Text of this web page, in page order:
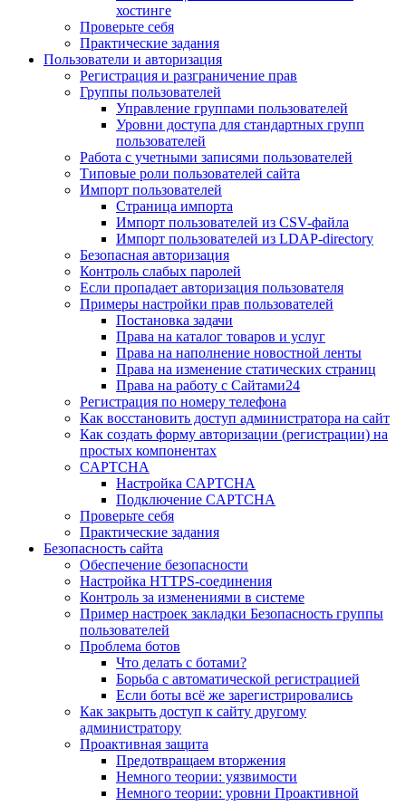
хостинге
Проверьте себя
Практические задания
Пользователи и авторизация
Регистрация и разграничение прав
Группы пользователей
Управление группами пользователей
Уровни доступа для стандартных групп
пользователей
Работа с учетными записями пользователей
Типовые роли пользователей сайта
Импорт пользователей
Страница импорта
Импорт пользователей из CSV-файла
Импорт пользователей из LDAP-directory
Безопасная авторизация
Контроль слабых паролей
Если пропадает авторизация пользователя
Примеры настройки прав пользователей
Постановка задачи
Права на каталог товаров и услуг
Права на наполнение новостной ленты
Права на изменение статических страниц
Права на работу с Сайтами24
Регистрация по номеру телефона
Как восстановить доступ администратора на сайт
Как создать форму авторизации (регистрации) на
простых компонентах
CAPTCHA
Настройка CAPTCHA
Подключение CAPTCHA
Проверьте себя
Практические задания
Безопасность сайта
Обеспечение безопасности
Настройка HTTPS-соединения
Контроль за изменениями в системе
Пример настроек закладки Безопасность группы
пользователей
Проблема ботов
Что делать с ботами?
Борьба с автоматической регистрацией
Если боты всё же зарегистрировались
Как закрыть доступ к сайту другому
администратору
Проактивная защита
Предотвращаем вторжения
Немного теории: уязвимости
Немного теории: уровни Проактивной